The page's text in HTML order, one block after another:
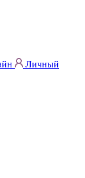
Личный